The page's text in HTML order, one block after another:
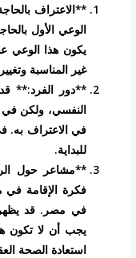
**الاعتراف
الوعي الأول
يكون هذا الوعي
غير المناسبة
**دور الفرد:** قد
النفسي، ولكن في
في الاعتراف به.
للبداية.
**مشاعر حول
فكرة الإقامة
في مصر. قد يظهر
يجب أن لا تكون
استعادة الصحة